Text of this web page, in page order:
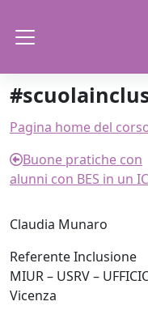
Schema della
Pagina home del
Buone pratiche con
alunni con BES in un IC
Claudia Munaro
Referente Inclusione
MIUR – USRV –
Vicenza